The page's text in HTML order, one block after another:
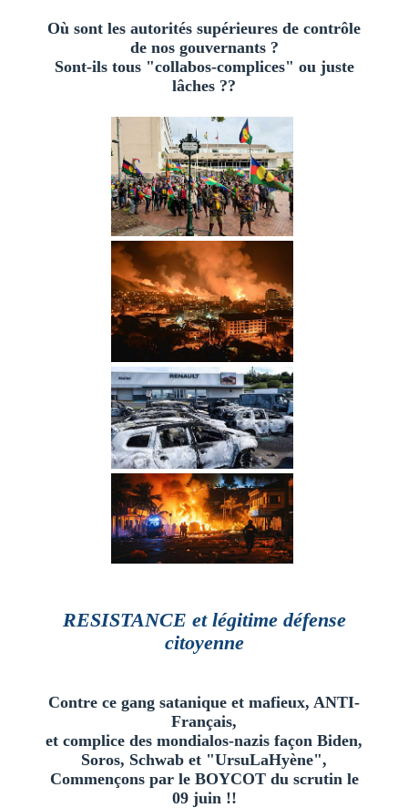
Où sont les autorités supérieures de contrôle
de nos gouvernants ?
Sont-ils tous "collabos-complices" ou juste
lâches ??
RESISTANCE et légitime défense
citoyenne
Contre ce gang satanique et mafieux, ANTI-
Français,
et complice des mondialos-nazis façon Biden,
Soros, Schwab et "UrsuLaHyène",
Commençons par le BOYCOT du scrutin le
09 juin !!